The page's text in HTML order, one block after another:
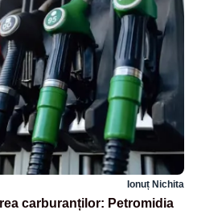
Ionuț Nichita
carburanților: Petromidia